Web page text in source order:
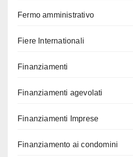
Fermo amministrativo
Fiere Internationali
Finanziamenti
Finanziamenti agevolati
Finanziamenti Imprese
Finanziamento ai condomini